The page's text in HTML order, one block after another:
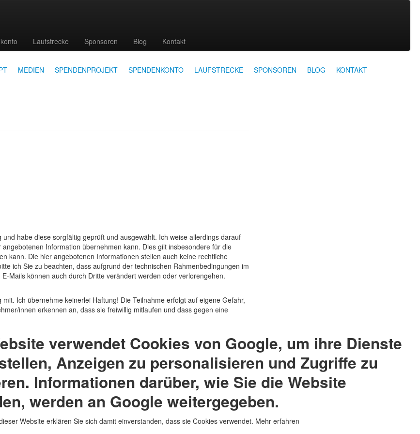
Laufstrecke Sponsoren Blog Kontakt
MEDIEN SPENDENPROJEKT SPENDENKONTO LAUFSTRECKE SPONSOREN BLOG KONTAKT
habe diese sorgfältig geprüft und ausgewählt. Ich weise allerdings darauf
Information übernehmen kann. Dies gilt insbesondere für die
kann. Die hier angebotenen Informationen stellen auch keine rechtliche
ich Sie zu beachten, dass aufgrund der technischen Rahmenbedingungen im
Mails können auch durch Dritte verändert werden oder verlorengehen.
Ich übernehme keinerlei Haftung! Die Teilnahme erfolgt auf eigene Gefahr,
innen erkennen an, dass sie freiwillig mitlaufen und dass gegen eine
verwendet Cookies von Google, um ihre Dienste
Anzeigen zu personalisieren und Zugriffe zu
Informationen darüber, wie Sie die Website
werden an Google weitergegeben.
Website erklären Sie sich damit einverstanden, dass sie Cookies verwendet. Mehr erfahren